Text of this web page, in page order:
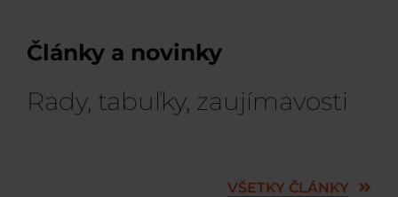
Články a novinky
Rady, tabuľky, zaujímavosti
VŠETKY ČLÁNKY